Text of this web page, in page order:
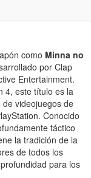
como Minna no
por Clap
Entertainment.
4, este título es la
videojuegos de
Conocido
táctico
la tradición de la
de todos los
para los